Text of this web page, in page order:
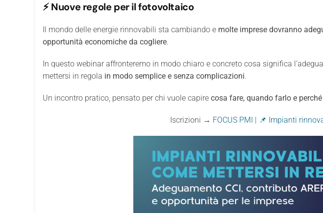
⚡Nuove regole per il fotovoltaico
Il mondo delle energie rinnovabili sta cambiando e molte imprese dovranno
opportunità economiche da cogliere.
In questo webinar affronteremo in modo chiaro e concreto cosa significa
mettersi in regola in modo semplice e senza complicazioni.
Un incontro pratico, pensato per chi vuole capire cosa fare, quando farlo e
Iscrizioni → FOCUS PMI | 📌 Impianti